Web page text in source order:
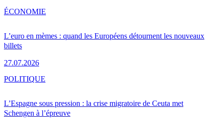
L’euro en mèmes : quand les Européens détournent les nouveaux
billets
27.07.2026
ÉCONOMIE
L’Espagne sous pression : la crise migratoire de Ceuta met
Schengen à l’épreuve
POLITIQUE